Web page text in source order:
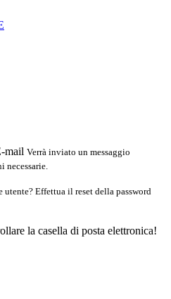
mail Verrà inviato un messaggio
necessarie.
utente? Effettua il reset della password
la casella di posta elettronica!